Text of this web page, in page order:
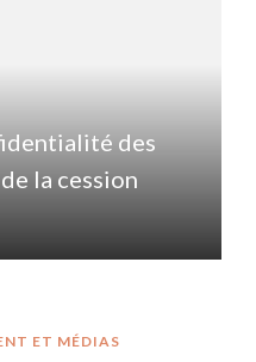
des
la cession
ET MÉDIAS